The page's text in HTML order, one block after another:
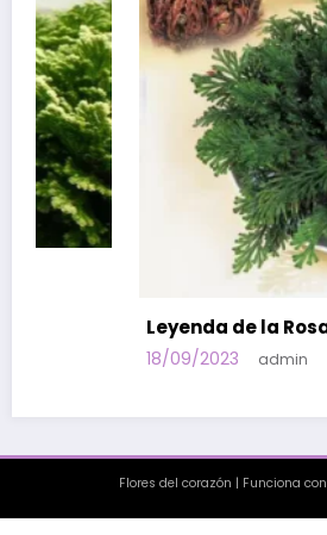
Leyenda de la Rosa de Jericó
admin
Flores del corazón | Funciona con